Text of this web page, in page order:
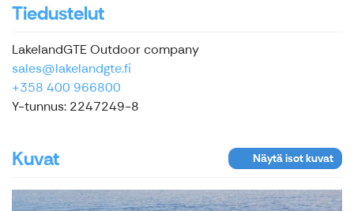
Tiedustelut
LakelandGTE Outdoor company
sales@lakelandgte.fi
+358 400 966800
Y-tunnus: 2247249-8
Kuvat Näytä isot kuvat